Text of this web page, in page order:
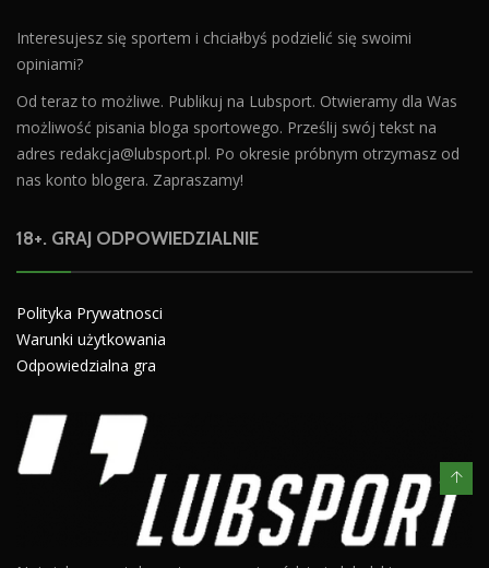
Interesujesz się sportem i chciałbyś podzielić się swoimi
opiniami?
Od teraz to możliwe. Publikuj na Lubsport. Otwieramy dla Was
możliwość pisania bloga sportowego. Prześlij swój tekst na
adres redakcja@lubsport.pl. Po okresie próbnym otrzymasz od
nas konto blogera. Zapraszamy!
18+. GRAJ ODPOWIEDZIALNIE
Polityka Prywatnosci
Warunki użytkowania
Odpowiedzialna gra